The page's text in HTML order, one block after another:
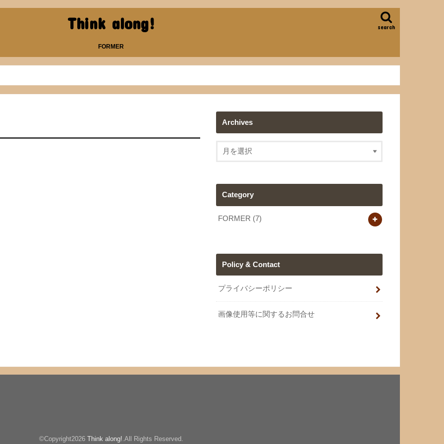
Think along! search
FORMER
Archives
Category
FORMER (7)
Policy & Contact
プライバシーポリシー
画像使用等に関するお問合せ
©Copyright2026 Think along! .All Rights Reserved.